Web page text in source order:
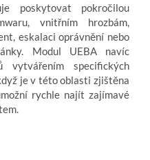
poskytovat pokročilou
vnitřním hrozbám,
eskalaci oprávnění nebo
Modul UEBA navíc
vytvářením specifických
je v této oblasti zjištěna
rychle najít zajímavé